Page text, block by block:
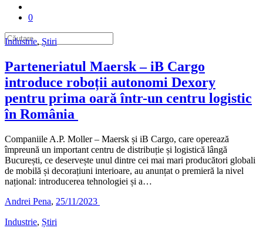
0
Industrie, Știri
Parteneriatul Maersk – iB Cargo
introduce roboții autonomi Dexory
pentru prima oară într-un centru logistic
în România
Companiile A.P. Moller – Maersk și iB Cargo, care operează
împreună un important centru de distribuție și logistică lângă
București, ce deservește unul dintre cei mai mari producători globali
de mobilă și decorațiuni interioare, au anunțat o premieră la nivel
național: introducerea tehnologiei și a…
Andrei Pena, 25/11/2023
Industrie, Știri